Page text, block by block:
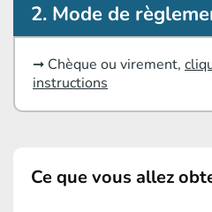
2. Mode de
➞ Chèque ou virement,
instructions
Ce que vous allez